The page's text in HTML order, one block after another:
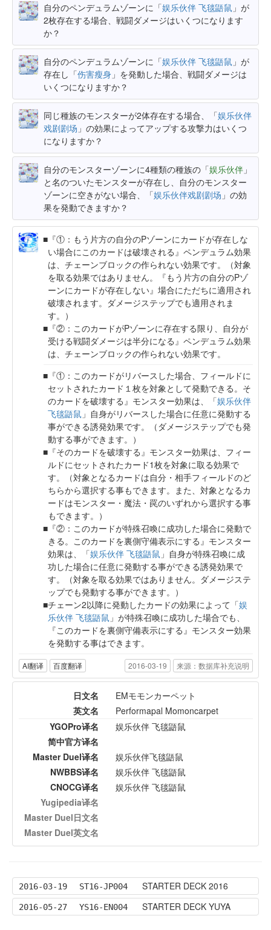
自分のペンデュラムゾーンに「娱乐伙伴 飞毯鼯鼠 」が
2枚存在する場合、戦闘ダメージはいくつになります
か？
自分のペンデュラムゾーンに「娱乐伙伴 飞毯鼯鼠 」が
存在し「伤害瘦身 」を発動した場合、戦闘ダメージは
いくつになりますか？
同じ種族のモンスターが2体存在する場合、「娱乐伙伴
戏剧剧场 」の効果によってアップする攻撃力はいくつ
になりますか？
自分のモンスターゾーンに4種類の種族の「娱乐伙伴 」
と名のついたモンスターが存在し、自分のモンスター
ゾーンに空きがない場合、「娱乐伙伴戏剧剧场 」の効
果を発動できますか？
『①：もう片方の自分のPゾーンにカードが存在しな
い場合にこのカードは破壊される』ペンデュラム効果
は、チェーンブロックの作られない効果です。（対象
を取る効果ではありません。『もう片方の自分のPゾ
ーンにカードが存在しない』場合にただちに適用され
破壊されます。ダメージステップでも適用されま
す。）
『②：このカードがPゾーンに存在する限り、自分が
受ける戦闘ダメージは半分になる』ペンデュラム効果
は、チェーンブロックの作られない効果です。
『①：このカードがリバースした場合、フィールドに
セットされたカード１枚を対象として発動できる。そ
のカードを破壊する』モンスター効果は、「娱乐伙伴
飞毯鼯鼠 」自身がリバースした場合に任意に発動する
事ができる誘発効果です。（ダメージステップでも発
動する事ができます。）
『そのカードを破壊する』モンスター効果は、フィー
ルドにセットされたカード1枚を対象に取る効果で
す。（対象となるカードは自分・相手フィールドのど
ちらから選択する事もできます。また、対象となるカ
ードはモンスター・魔法・罠のいずれから選択する事
もできます。）
『②：このカードが特殊召喚に成功した場合に発動で
きる。このカードを裏側守備表示にする』モンスター
効果は、「娱乐伙伴 飞毯鼯鼠 」自身が特殊召喚に成
功した場合に任意に発動する事ができる誘発効果で
す。（対象を取る効果ではありません。ダメージステ
ップでも発動する事ができます。）
チェーン2以降に発動したカードの効果によって「娱
乐伙伴 飞毯鼯鼠 」が特殊召喚に成功した場合でも、
『このカードを裏側守備表示にする』モンスター効果
を発動する事はできます。
AI翻译 百度翻译 2016-03-19 来源：数据库补充说明
日文名
EMモモンカーペット
英文名
Performapal Momoncarpet
YGOPro译名
娱乐伙伴 飞毯鼯鼠
简中官方译名
Master Duel译名
娱乐伙伴飞毯鼯鼠
NWBBS译名
娱乐伙伴 飞毯鼯鼠
CNOCG译名
娱乐伙伴 飞毯鼯鼠
Yugipedia译名
Master Duel日文名
Master Duel英文名
2016-03-19 ST16-JP004 STARTER DECK 2016
2016-05-27 YS16-EN004 STARTER DECK YUYA